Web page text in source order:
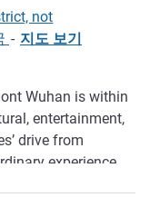
not
- 지도 보기
Wuhan is within
entertainment,
drive from
experience